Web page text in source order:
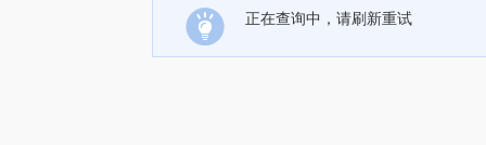
正在查询中，请刷新重试